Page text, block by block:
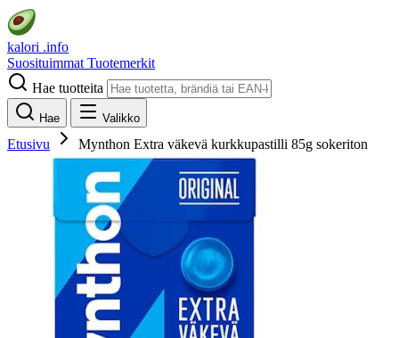
kalori .info
Suosituimmat Tuotemerkit
Hae tuotteita
Hae Valikko
Etusivu Mynthon Extra väkevä kurkkupastilli 85g sokeriton